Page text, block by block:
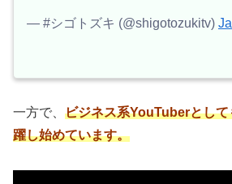
— #シゴトズキ (@shigotozukitv)
一方で、 ビジネス系YouTuberとし
躍し始めています。